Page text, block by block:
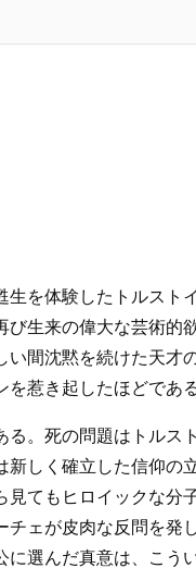
を体験したトルスト
生来の偉大な芸術的
間沈黙を続けた天才
惹き起したほどである
。死の問題はトルス
しく確立した信仰の
てもヒロイックな分
ェが皮肉な反問を発
選んだ真意は、こう